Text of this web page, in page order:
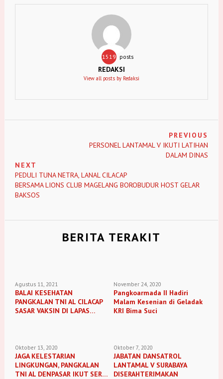
1519 posts
REDAKSI
View all posts by Redaksi
PREVIOUS
PERSONEL LANTAMAL V IKUTI LATIHAN
DALAM DINAS
NEXT
PEDULI TUNA NETRA, LANAL CILACAP
BERSAMA LIONS CLUB MAGELANG BOROBUDUR HOST GELAR
BAKSOS
BERITA TERAKIT
Agustus 11, 2021
BALAI KESEHATAN
PANGKALAN TNI AL CILACAP
SASAR VAKSIN DI LAPAS
November 24, 2020
Pangkoarmada II Hadiri
Malam Kesenian di Geladak
KRI Bima Suci
Oktober 13, 2020
JAGA KELESTARIAN
LINGKUNGAN, PANGKALAN
TNI AL DENPASAR IKUT SERTA
Oktober 7, 2020
JABATAN DANSATROL
LANTAMAL V SURABAYA
DISERAHTERIMAKAN